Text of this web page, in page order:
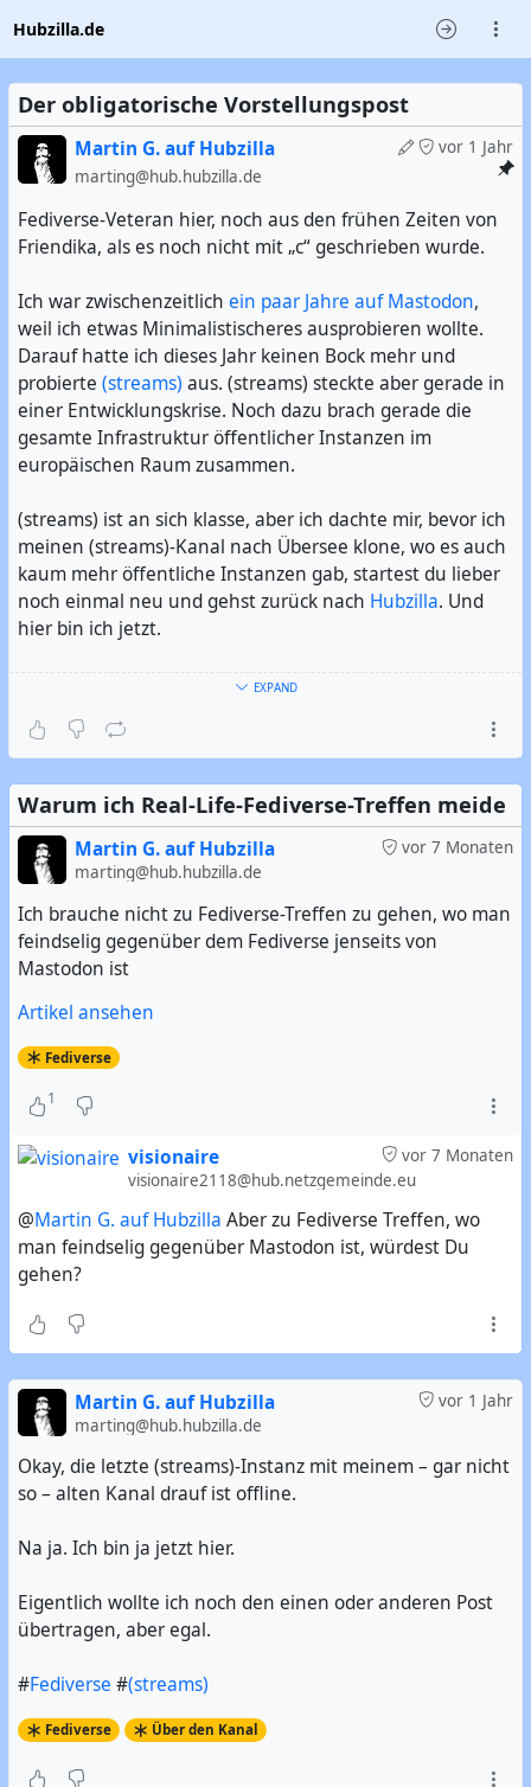
Hubzilla.de
Der obligatorische Vorstellungspost
vor 1 Jahr
Martin G. auf Hubzilla
marting@hub.hubzilla.de
Fediverse-Veteran hier, noch aus den frühen Zeiten von
Friendika, als es noch nicht mit „c“ geschrieben wurde.
Ich war zwischenzeitlich ein paar Jahre auf Mastodon,
weil ich etwas Minimalistischeres ausprobieren wollte.
Darauf hatte ich dieses Jahr keinen Bock mehr und
probierte (streams) aus. (streams) steckte aber gerade in
einer Entwicklungskrise. Noch dazu brach gerade die
gesamte Infrastruktur öffentlicher Instanzen im
europäischen Raum zusammen.
(streams) ist an sich klasse, aber ich dachte mir, bevor ich
meinen (streams)-Kanal nach Übersee klone, wo es auch
kaum mehr öffentliche Instanzen gab, startest du lieber
noch einmal neu und gehst zurück nach Hubzilla. Und
hier bin ich jetzt.
Ich bin Exilfehmaraner, der jetzt im Süden Hamburgs
Und ich mag es offensichtlicherweise, wenn es frei,
quelloffen, dezentral, aber trotzdem leistungsfähig ist. Im
übrigen bin ich seit 2006 überwiegender Linuxer.
# Vorstellung#Linux#GNU/Linux Freie Software #Open
Source #FOSS#FLOSS#Fehmarn
# Norddeutsch
EXPAND
Warum ich Real-Life-Fediverse-Treffen meide
vor 7 Monaten
Martin G. auf Hubzilla
marting@hub.hubzilla.de
Ich brauche nicht zu Fediverse-Treffen zu gehen, wo man
feindselig gegenüber dem Fediverse jenseits von
Mastodon ist
Artikel ansehen
Fediverse
1
vor 7 Monaten
visionaire
visionaire2118@hub.netzgemeinde.eu
@Martin G. auf Hubzilla Aber zu Fediverse Treffen, wo
man feindselig gegenüber Mastodon ist, würdest Du
gehen?
vor 1 Jahr
Martin G. auf Hubzilla
marting@hub.hubzilla.de
Okay, die letzte (streams)-Instanz mit meinem – gar nicht
so – alten Kanal drauf ist offline.
Na ja. Ich bin ja jetzt hier.
Eigentlich wollte ich noch den einen oder anderen Post
übertragen, aber egal.
#Fediverse #(streams)
Fediverse Über den Kanal